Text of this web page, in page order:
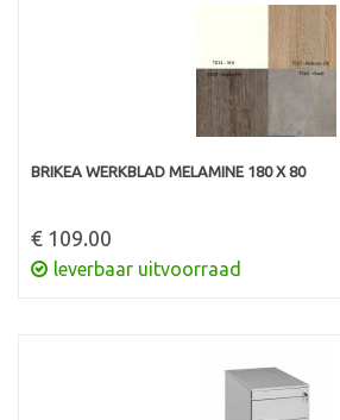
BRIKEA WERKBLAD MELAMINE 180 X 80
€ 109.00
leverbaar uitvoorraad